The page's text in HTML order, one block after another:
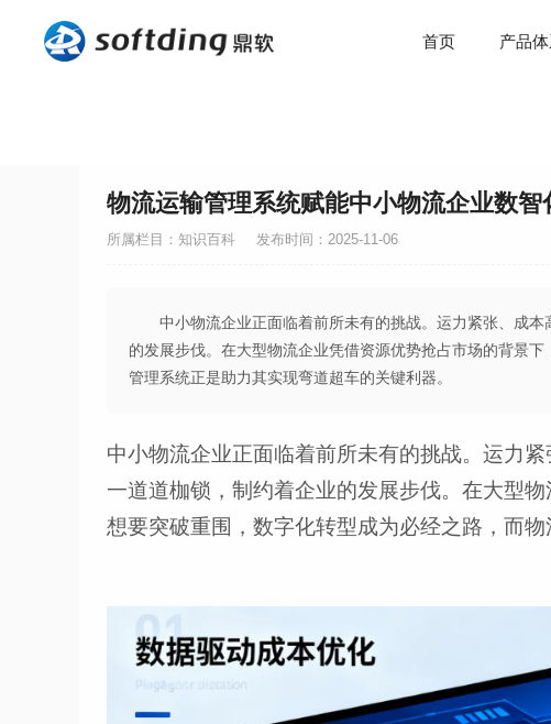
首页 产品
物流运输管理系统赋能中小物流企业数智
所属栏目：知识百科 发布时间：2025-11-06
中小物流企业正面临着前所未有的挑战。运力紧张、成
的发展步伐。在大型物流企业凭借资源优势抢占市场的背景
管理系统正是助力其实现弯道超车的关键利器。
中小物流企业正面临着前所未有的挑战。运力
一道道枷锁，制约着企业的发展步伐。在大型
想要突破重围，数字化转型成为必经之路，而